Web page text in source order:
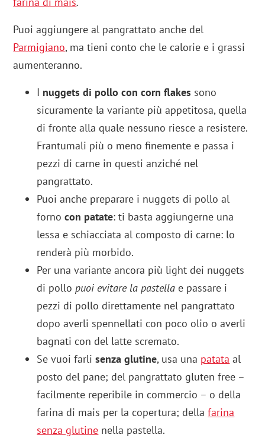
Puoi aggiungere al pangrattato anche del
Parmigiano, ma tieni conto che le calorie e i grassi
aumenteranno.
I nuggets di pollo con corn flakes sono
sicuramente la variante più appetitosa, quella
di fronte alla quale nessuno riesce a resistere.
Frantumali più o meno finemente e passa i
pezzi di carne in questi anziché nel
pangrattato.
Puoi anche preparare i nuggets di pollo al
fornocon patate: ti basta aggiungerne una
lessa e schiacciata al composto di carne: lo
renderà più morbido.
Per una variante ancora più light dei nuggets
di pollopuoi evitare la pastella e passare i
pezzi di pollo direttamente nel pangrattato
dopo averli spennellati con poco olio o averli
bagnati con del latte scremato.
Se vuoi farlisenza glutine, usa una patata al
posto del pane; del pangrattato gluten free –
facilmente reperibile in commercio – o della
farina di mais per la copertura; dellafarina
senza glutine nella pastella.